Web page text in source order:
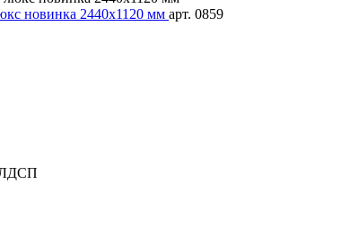
новинка 2440х1120 мм арт. 0859
ЛДСП